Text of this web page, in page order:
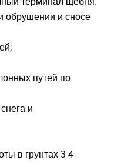
обрушении и сносе
путей по
и
в грунтах 3-4
логин и пароль
логин и пароль